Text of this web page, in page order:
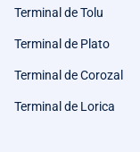
Terminal de Tolu
Terminal de Plato
Terminal de Corozal
Terminal de Lorica